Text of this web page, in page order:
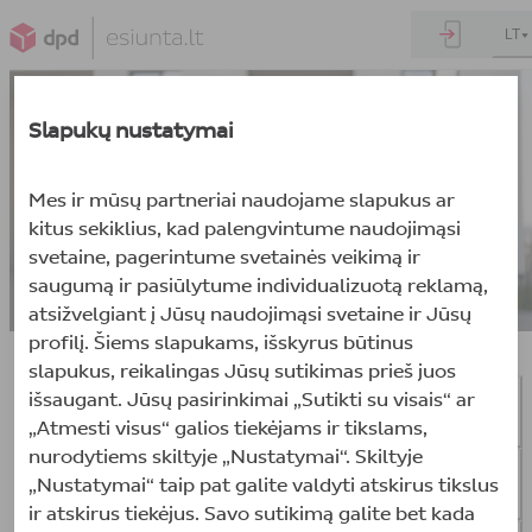
LT
Dažniausiai
užduodami
klausimai
Iš viso: 23
Kiek kainuoja siuntos siuntimas
Kuriame paštomate galiu išsiųsti siuntas?
Slapukų nustatymai
Mes ir mūsų partneriai naudojame slapukus ar
kitus sekiklius, kad palengvintume naudojimąsi
svetaine, pagerintume svetainės veikimą ir
saugumą ir pasiūlytume individualizuotą reklamą,
atsižvelgiant į Jūsų naudojimąsi svetaine ir Jūsų
profilį. Šiems slapukams, išskyrus būtinus
slapukus, reikalingas Jūsų sutikimas prieš juos
išsaugant. Jūsų pasirinkimai „Sutikti su visais“ ar
„Atmesti visus“ galios tiekėjams ir tikslams,
nurodytiems skiltyje „Nustatymai“. Skiltyje
„Nustatymai“ taip pat galite valdyti atskirus tikslus
ir atskirus tiekėjus. Savo sutikimą galite bet kada